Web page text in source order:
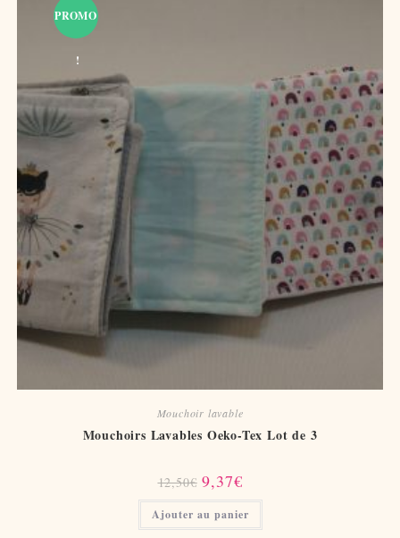
PROMO
!
Mouchoir lavable
Mouchoirs Lavables Oeko-Tex Lot de 3
12,50€ Le
prix
initial
était :
12,50€.
9,37€Le
prix
actuel
est :
9,37€.
Ajouter au panier